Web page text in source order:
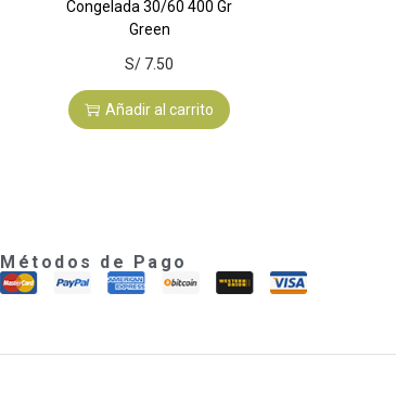
Congelada 30/60 400 Gr
Green
S/ 7.50
Añadir al carrito
Métodos de Pago